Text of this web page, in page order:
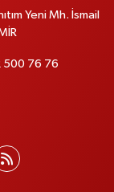
Yeni Mh. İsmail
500 76 76